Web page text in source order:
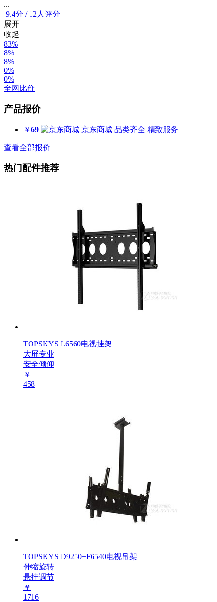
...
9.4分 / 12人评分
展开
收起
83%
8%
8%
0%
0%
全网比价
产品报价
￥69 京东商城 品类齐全 精致服务
查看全部报价
热门配件推荐
TOPSKYS L6560电视挂架
大屏专业
安全倾仰
￥
458
TOPSKYS D9250+F6540电视吊架
伸缩旋转
悬挂调节
￥
1716